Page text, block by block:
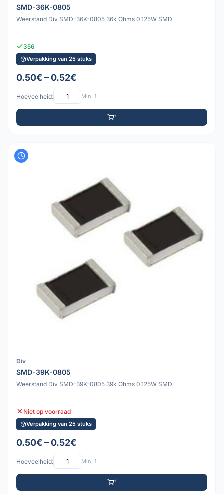
SMD-36K-0805
Weerstand Div SMD-36K-0805 36k Ohms 0.125W SMD
356
Verpakking van 25 stuks
0.50€ – 0.52€
Hoeveelheid: Min: 1
Div
SMD-39K-0805
Weerstand Div SMD-39K-0805 39k Ohms 0.125W SMD
Niet op voorraad
Verpakking van 25 stuks
0.50€ – 0.52€
Hoeveelheid: Min: 1